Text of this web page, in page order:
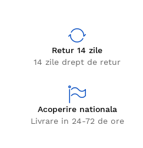
Retur 14 zile
14 zile drept de retur
Acoperire nationala
Livrare in 24-72 de ore